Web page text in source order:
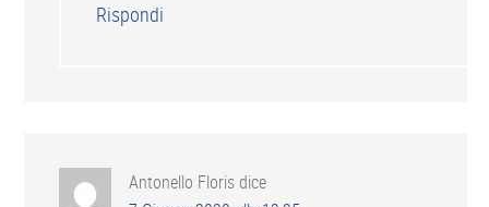
Rispondi
Antonello Floris dice